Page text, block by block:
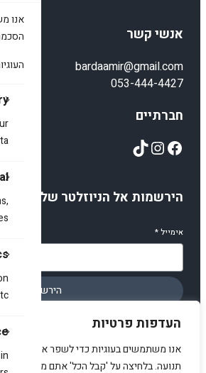
העדפות פרטיות
אנו משתמשים בעוגיות כדי לשפר את האתר,
תנועה. בלחיצה על 'קבל הכל' אתם מסכימים
אנו
אנשי קשר
bardaamir@gmail.com
053-444-4427
חברתיים
Facebook
Instagram
TikTok
הירשמות אל הניוזלטר שלנו
אימייל*
הירשמו